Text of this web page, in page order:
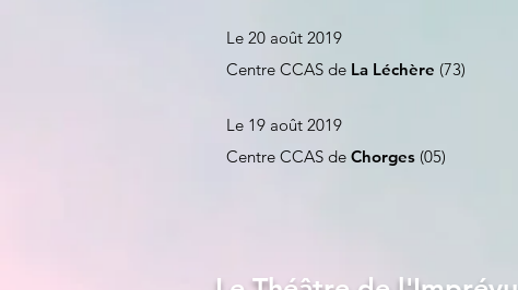
Le 20 août 2019
Centre CCAS de La Léchère (73)
Le 19 août 2019
Centre CCAS de Chorges (05)